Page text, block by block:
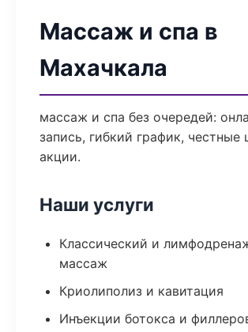
Массаж и спа в
Махачкала
массаж и спа без очередей:
запись, гибкий график, честные
акции.
Наши услуги
Классический и
массаж
Криолиполиз и кавитация
Инъекции ботокса и